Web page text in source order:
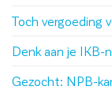
Toch vergoeding
Denk aan je IKB-
Gezocht: NPB-